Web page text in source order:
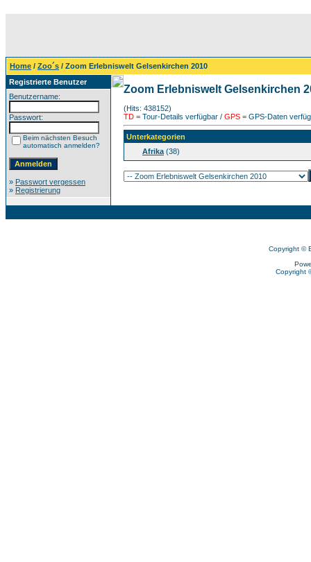
Home / Zoo´s / Zoom Erlebniswelt Gelsenkirchen 2010
Registrierte Benutzer
Benutzername:
Passwort:
Beim nächsten Besuch
automatisch anmelden?
» Passwort vergessen
» Registrierung
Zoom Erlebniswelt Gelsenkirchen
(Hits: 438152)
TD = Tour-Details verfügbar / GPS = GPS-Daten
Unterkategorien
Afrika (38)
Copyright ©
Copyright